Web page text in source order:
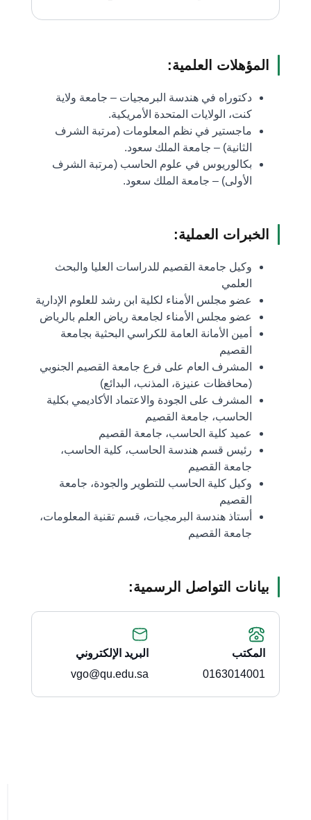
المؤهلات العلمية:
دكتوراه في هندسة البرمجيات – جامعة ولاية
كنت، الولايات المتحدة الأمريكية.
ماجستير في نظم المعلومات (مرتبة الشرف
الثانية) – جامعة الملك سعود.
بكالوريوس في علوم الحاسب (مرتبة الشرف
الأولى) – جامعة الملك سعود.
الخبرات العملية:
وكيل جامعة القصيم للدراسات العليا والبحث
العلمي
عضو مجلس الأمناء لكلية ابن رشد للعلوم الإدارية
عضو مجلس الأمناء لجامعة رياض العلم بالرياض
أمين الأمانة العامة للكراسي البحثية بجامعة
القصيم
المشرف العام على فرع جامعة القصيم الجنوبي
(محافظات عنيزة، المذنب، البدائع)
المشرف على الجودة والاعتماد الأكاديمي بكلية
الحاسب، جامعة القصيم
عميد كلية الحاسب، جامعة القصيم
رئيس قسم هندسة الحاسب، كلية الحاسب،
جامعة القصيم
وكيل كلية الحاسب للتطوير والجودة، جامعة
القصيم
أستاذ هندسة البرمجيات، قسم تقنية المعلومات،
جامعة القصيم
بيانات التواصل الرسمية:
المكتب
0163014001
البريد الإلكتروني
vgo@qu.edu.sa